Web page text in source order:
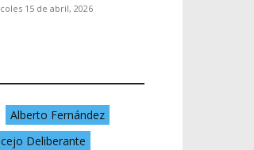
15 de abril, 2026
Alberto Fernández
Deliberante